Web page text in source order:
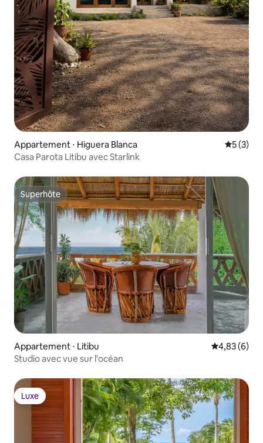
Appartement ⋅ Higuera Blanca
5 (3)
Casa Parota Litibu avec Starlink
Superhôte
Superhôte
Appartement ⋅ Litibu Évaluation
4,83 (6)
Studio avec vue sur l'océan
Luxe
Luxe